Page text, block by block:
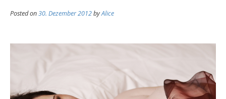
Posted on30. Dezember 2012byAlice